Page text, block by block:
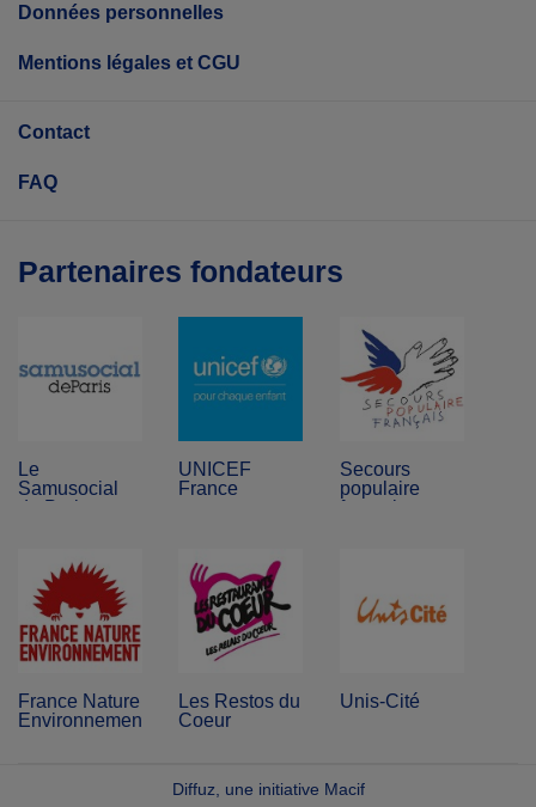
Données personnelles
Mentions légales et CGU
Contact
FAQ
Partenaires fondateurs
Le
Samusocial
de Paris
UNICEF
France
Secours
populaire
français
France Nature
Environnement
Les Restos du
Coeur
Unis-Cité
Diffuz, une initiative Macif